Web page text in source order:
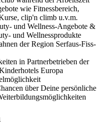
wie Fitnessbereich,
clip'n climb u.v.m.
und Wellness-Angebote &
und Wellnessprodukte
der Region Serfaus-Fiss-
in Partnerbetrieben der
Europa
über Deine persönliche